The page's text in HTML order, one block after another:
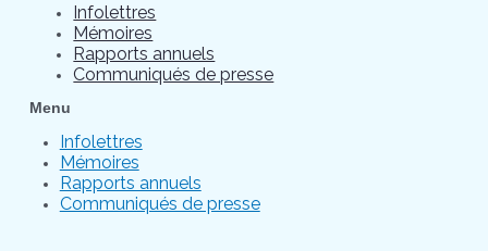
Infolettres
Mémoires
Rapports annuels
Communiqués de presse
Menu
Infolettres
Mémoires
Rapports annuels
Communiqués de presse